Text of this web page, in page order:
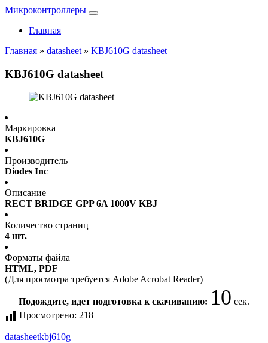
Микроконтроллеры
Главная
Главная » datasheet » KBJ610G datasheet
KBJ610G datasheet
Маркировка
KBJ610G
Производитель
Diodes Inc
Описание
RECT BRIDGE GPP 6A 1000V KBJ
Количество страниц
4 шт.
Форматы файла
HTML, PDF
(Для просмотра требуется Adobe Acrobat Reader)
Подождите, идет подготовка к скачиванию: 10 сек.
Просмотрено: 218
datasheetkbj610g